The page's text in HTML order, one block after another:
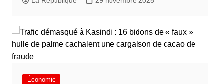
Économie